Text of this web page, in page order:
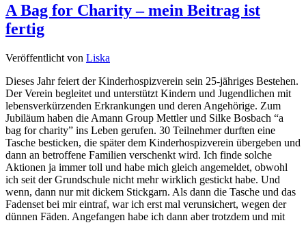
A Bag for Charity – mein Beitrag ist
fertig
Veröffentlicht von Liska
Dieses Jahr feiert der Kinderhospizverein sein 25-jähriges Bestehen.
Der Verein begleitet und unterstützt Kindern und Jugendlichen mit
lebensverkürzenden Erkrankungen und deren Angehörige. Zum
Jubiläum haben die Amann Group Mettler und Silke Bosbach “a
bag for charity” ins Leben gerufen. 30 Teilnehmer durften eine
Tasche besticken, die später dem Kinderhospizverein übergeben und
dann an betroffene Familien verschenkt wird. Ich finde solche
Aktionen ja immer toll und habe mich gleich angemeldet, obwohl
ich seit der Grundschule nicht mehr wirklich gestickt habe. Und
wenn, dann nur mit dickem Stickgarn. Als dann die Tasche und das
Fadenset bei mir eintraf, war ich erst mal verunsichert, wegen der
dünnen Fäden. Angefangen habe ich dann aber trotzdem und mit